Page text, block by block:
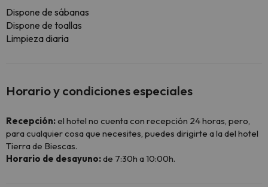
Dispone de sábanas
Dispone de toallas
Limpieza diaria
Horario y condiciones especiales
Recepción:el hotel no cuenta con recepción 24 horas, pero,
para cualquier cosa que necesites, puedes dirigirte a la del hotel
Tierra de Biescas.
Horario de desayuno:de 7:30h a 10:00h.